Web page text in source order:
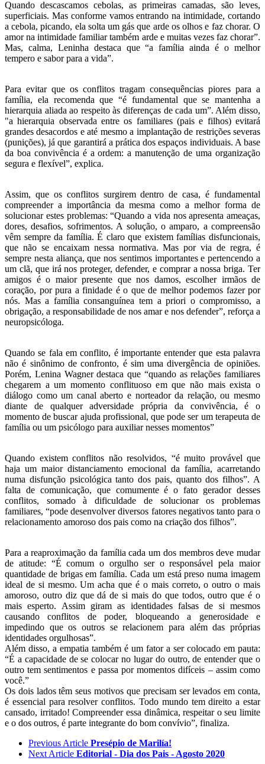
Quando descascamos cebolas, as primeiras camadas, são leves,
superficiais. Mas conforme vamos entrando na intimidade, cortando
a cebola, picando, ela solta um gás que arde os olhos e faz chorar. O
amor na intimidade familiar também arde e muitas vezes faz chorar”.
Mas, calma, Leninha destaca que “a família ainda é o melhor
tempero e sabor para a vida”.
Para evitar que os conflitos tragam consequências piores para a
família, ela recomenda que “é fundamental que se mantenha a
hierarquia aliada ao respeito às diferenças de cada um”. Além disso,
"a hierarquia observada entre os familiares (pais e filhos) evitará
grandes desacordos e até mesmo a implantação de restrições severas
(punições), já que garantirá a prática dos espaços individuais. A base
da boa convivência é a ordem: a manutenção de uma organização
segura e flexível”, explica.
Assim, que os conflitos surgirem dentro de casa, é fundamental
compreender a importância da mesma como a melhor forma de
solucionar estes problemas: “Quando a vida nos apresenta ameaças,
dores, desafios, sofrimentos. A solução, o amparo, a compreensão
vêm sempre da família. É claro que existem famílias disfuncionais,
que não se encaixam nessa normativa. Mas por via de regra, é
sempre nesta aliança, que nos sentimos importantes e pertencendo a
um clã, que irá nos proteger, defender, e comprar a nossa briga. Ter
amigos é o maior presente que nos damos, escolher irmãos de
coração, por pura a finidade é o que de melhor podemos fazer por
nós. Mas a família consanguínea tem a priori o compromisso, a
obrigação, a responsabilidade de nos amar e nos defender”, reforça a
neuropsicóloga.
Quando se fala em conflito, é importante entender que esta palavra
não é sinônimo de confronto, é sim uma divergência de opiniões.
Porém, Lenina Wagner destaca que “quando as relações familiares
chegarem a um momento conflituoso em que não mais exista o
diálogo como um canal aberto e norteador da relação, ou mesmo
diante de qualquer adversidade própria da convivência, é o
momento de buscar ajuda profissional, que pode ser um terapeuta de
família ou um psicólogo para auxiliar nesses momentos”
Quando existem conflitos não resolvidos, “é muito provável que
haja um maior distanciamento emocional da família, acarretando
numa disfunção psicológica tanto dos pais, quanto dos filhos”. A
falta de comunicação, que comumente é o fato gerador desses
conflitos, somado à dificuldade de solucionar os problemas
familiares, “pode desenvolver diversos fatores negativos tanto para o
relacionamento amoroso dos pais como na criação dos filhos”.
Para a reaproximação da família cada um dos membros deve mudar
de atitude: “É comum o orgulho ser o responsável pela maior
quantidade de brigas em família. Cada um está preso numa imagem
ideal de si mesmo. Um acha que é o mais correto, o outro o mais
amoroso, outro diz que dá de si mais do que todos, outro que é o
mais esperto. Assim giram as identidades falsas de si mesmos
causando conflitos de poder, bloqueando a generosidade e
impedindo que os outros se relacionem para além das próprias
identidades orgulhosas”.
Além disso, a empatia também é um fator a ser colocado em pauta:
“É a capacidade de se colocar no lugar do outro, de entender que o
outro tem sentimentos e passa por momentos difíceis – assim como
você.”
Os dois lados têm seus motivos que precisam ser levados em conta,
é essencial para resolver conflitos. Todo mundo tem direito a estar
cansado, irritado! Compreender essa dinâmica, respeitar o seu limite
e o dos outros, é parte integrante do bom convívio”, finaliza.
Previous Article Presépio de Marilía!
Next Article Editorial - Dia dos Pais - Agosto 2020